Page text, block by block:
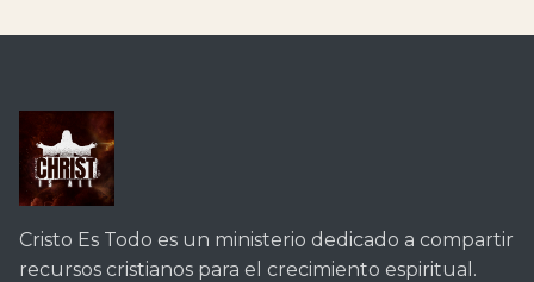
Cristo Es Todo es un ministerio dedicado a compartir
recursos cristianos para el crecimiento espiritual.